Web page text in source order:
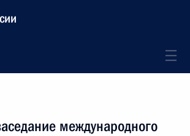
международного